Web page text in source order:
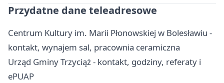
Przydatne dane teleadresowe
Centrum Kultury im. Marii Płonowskiej w Bolesławiu -
kontakt, wynajem sal, pracownia ceramiczna
Urząd Gminy Trzyciąż - kontakt, godziny, referaty i
ePUAP